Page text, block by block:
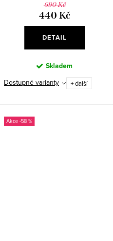
690 Kč
440 Kč
DETAIL
Skladem
Dostupné varianty + další
-58 %